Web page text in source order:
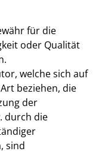
für die
oder Qualität
welche sich auf
beziehen, die
der
durch die
sind